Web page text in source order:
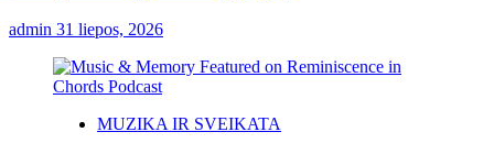
admin 31 liepos, 2026
MUZIKA IR SVEIKATA